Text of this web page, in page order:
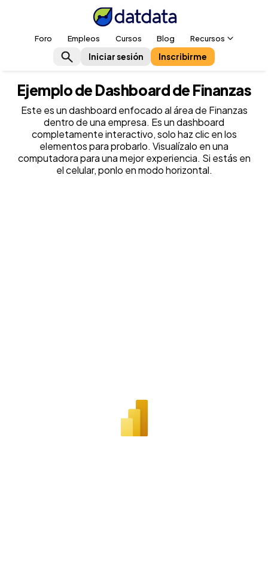
Foro Empleos Cursos Blog Recursos
Iniciar sesión Inscribirme
Ejemplo de Dashboard de Finanzas
Este es un dashboard enfocado al área de Finanzas
dentro de una empresa. Es un dashboard
completamente interactivo, solo haz clic en los
elementos para probarlo. Visualízalo en una
computadora para una mejor experiencia. Si estás en
el celular, ponlo en modo horizontal.